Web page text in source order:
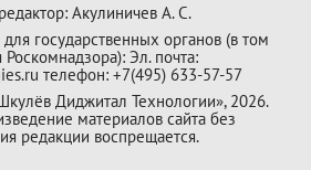
Акулиничев А. С.
государственных органов (в том
Роскомнадзора): Эл. почта:
телефон: +7(495) 633-57-57
Диджитал Технологии», 2026.
материалов сайта без
редакции воспрещается.